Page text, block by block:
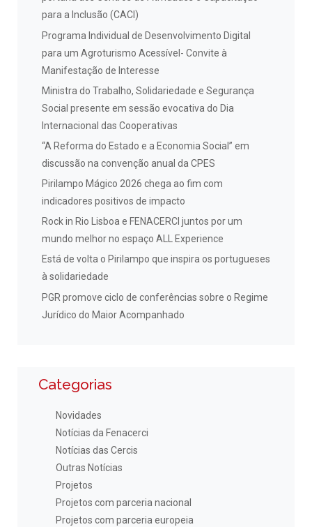
para a Inclusão (CACI)
Programa Individual de Desenvolvimento Digital
para um Agroturismo Acessível- Convite à
Manifestação de Interesse
Ministra do Trabalho, Solidariedade e Segurança
Social presente em sessão evocativa do Dia
Internacional das Cooperativas
“A Reforma do Estado e a Economia Social” em
discussão na convenção anual da CPES
Pirilampo Mágico 2026 chega ao fim com
indicadores positivos de impacto
Rock in Rio Lisboa e FENACERCI juntos por um
mundo melhor no espaço ALL Experience
Está de volta o Pirilampo que inspira os portugueses
à solidariedade
PGR promove ciclo de conferências sobre o Regime
Jurídico do Maior Acompanhado
Categorias
Novidades
Notícias da Fenacerci
Notícias das Cercis
Outras Notícias
Projetos
Projetos com parceria nacional
Projetos com parceria europeia